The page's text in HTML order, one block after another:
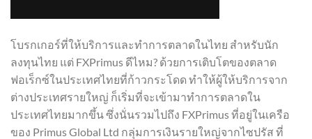
โบรกเกอร์ที่ให้บริการและทำการตลาดในไทย สำหรับนัก
ลงทุนไทย แต่ FXPrimus ดีไหม? ด้วยการเติบโตของตลาด
ฟอเร็กซ์ในประเทศไทยที่ก้าวกระโดด ทำให้ผู้ให้บริการจาก
ต่างประเทศรายใหญ่ ก็เริ่มที่จะเข้ามาทำการตลาดใน
ประเทศไทยมากขึ้น ซึ่งนั่นรวมไปถึง FXPrimus ที่อยู่ในเครือ
ของ Primus Global Ltd กลุ่มการเงินรายใหญ่จากไซปรัส ที่